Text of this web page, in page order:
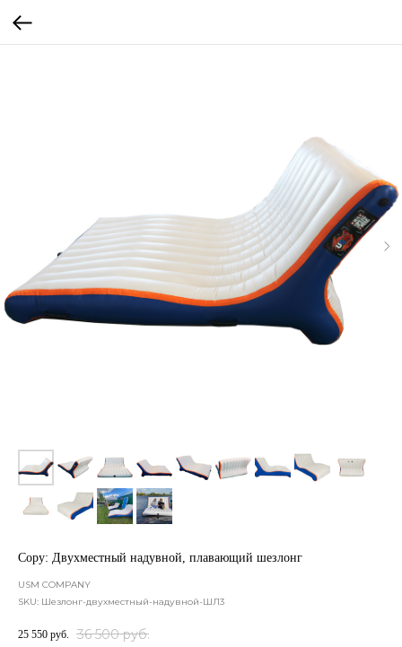
Copy: Двухместный надувной, плавающий шезлонг
USM COMPANY
SKU: Шезлонг-двухместный-надувной-ШЛ3
25 550 руб. 36 500 руб.